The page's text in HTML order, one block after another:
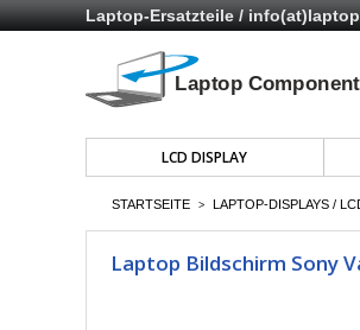
Laptop-Ersatzteile /
LCD DISPLAY
STARTSEITE > LAPTOP-DISPLAYS /
Laptop Bildschirm Sony